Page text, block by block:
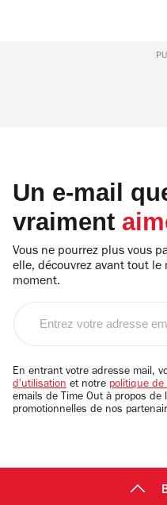
Un e-mail
vraiment
Vous ne pourrez plus vous
elle, découvrez avant tout
moment.
email
En entrant votre adresse mail,
d'utilisation et notre politique
emails de Time Out à propos
promotionnelles de nos